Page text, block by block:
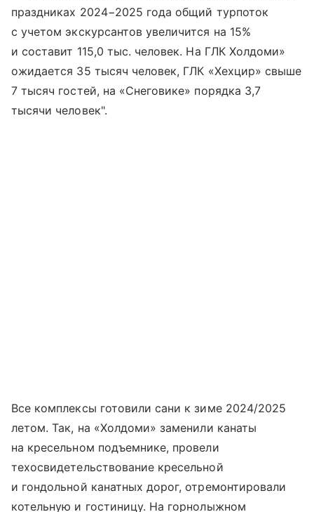
праздниках 2024−2025 года общий турпоток
с учетом экскурсантов увеличится на 15%
и составит 115,0 тыс. человек. На ГЛК Холдоми»
ожидается 35 тысяч человек, ГЛК «Хехцир» свыше
7 тысяч гостей, на «Снеговике» порядка 3,7
тысячи человек".
Все комплексы готовили сани к зиме 2024/2025
летом. Так, на «Холдоми» заменили канаты
на кресельном подъемнике, провели
техосвидетельствование кресельной
и гондольной канатных дорог, отремонтировали
котельную и гостиницу. На горнолыжном